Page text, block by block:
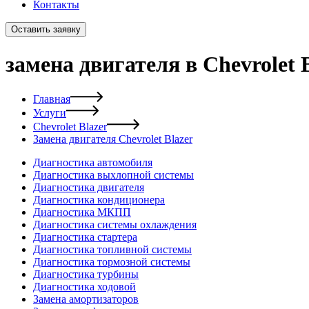
Контакты
Оставить заявку
замена двигателя в Chevrolet
Главная
Услуги
Chevrolet Blazer
Замена двигателя Chevrolet Blazer
Диагностика автомобиля
Диагностика выхлопной системы
Диагностика двигателя
Диагностика кондиционера
Диагностика МКПП
Диагностика системы охлаждения
Диагностика стартера
Диагностика топливной системы
Диагностика тормозной системы
Диагностика турбины
Диагностика ходовой
Замена амортизаторов